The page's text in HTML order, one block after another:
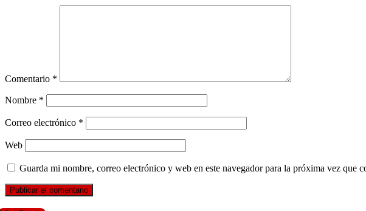
Comentario *
Nombre *
Correo electrónico *
Web
Guarda mi nombre, correo electrónico y web en este navegador para la próxima vez que